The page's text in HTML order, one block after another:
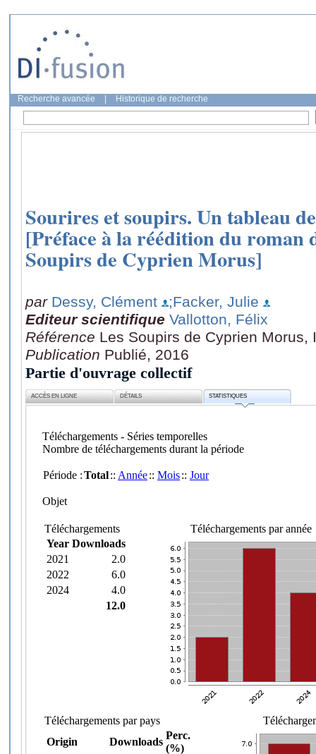
Recherche avancée Historique de recherche
Sourires et soupirs. Un tableau
[Préface à la réédition du roman
Soupirs de Cyprien Morus]
par Dessy, Clément
;Facker, Julie
Editeur scientifique Vallotton, Félix
Référence Les Soupirs de Cyprien Morus,
Publication Publié, 2016
Partie d'ouvrage collectif
ACCÈS EN LIGNE DÉTAILS STATISTIQUES